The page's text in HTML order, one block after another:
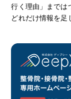
行く理由」までは
どれだけ情報を足